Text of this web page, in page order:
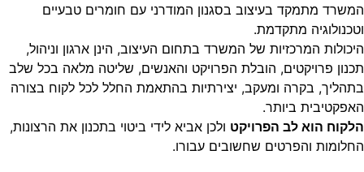
המשרד מתמקד בעיצוב בסגנון המודרני עם חומרים טבעיים
וטכנולוגיה מתקדמת.
היכולות המרכזיות של המשרד בתחום העיצוב, הינן ארגון וניהול,
תכנון פרויקטים, הובלת הפרויקט והאנשים, שליטה מלאה בכל שלב
בתהליך, בקרה ומעקב, יצירתיות בהתאמת החלל לכל לקוח בצורה
האפקטיבית ביותר.
הלקוח הוא לב הפרויקט ולכן אביא לידי ביטוי בתכנון את הרצונות,
החלומות והפרטים שחשובים עבורו.